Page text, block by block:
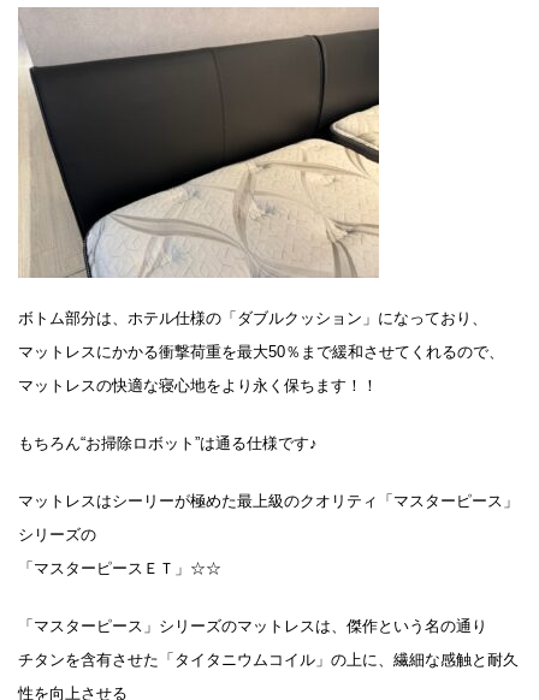
ボトム部分は、ホテル仕様の「ダブルクッション」になっており、
マットレスにかかる衝撃荷重を最大50％まで緩和させてくれるので、
マットレスの快適な寝心地をより永く保ちます！！
もちろん“お掃除ロボット”は通る仕様です♪
マットレスはシーリーが極めた最上級のクオリティ「マスターピース」
シリーズの
「マスターピースＥＴ」☆☆
「マスターピース」シリーズのマットレスは、傑作という名の通り
チタンを含有させた「タイタニウムコイル」の上に、繊細な感触と耐久
性を向上させる